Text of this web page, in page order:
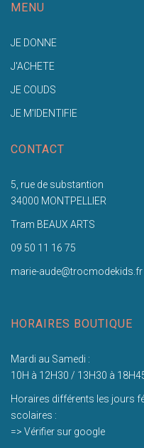
MENU
JE DONNE
J'ACHETE
JE COUDS
JE M'IDENTIFIE
CONTACT
5, rue de substantion
34000 MONTPELLIER
Tram BEAUX ARTS
09 50 11 16 75
marie-aude@trocmodekids.fr
HORAIRES BOUTIQUE
Mardi au Samedi :
10H à 12H30 / 13H30 à
Horaires différents les jours
scolaires :
=> Vérifier sur google